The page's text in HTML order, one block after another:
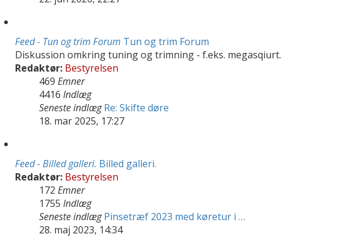
Feed - Tun og trim Forum Tun og trim Forum
Diskussion omkring tuning og trimning - f.eks. megasqiurt.
Redaktør: Bestyrelsen
469 Emner
4416 Indlæg
Seneste indlæg Re: Skifte døre
18. mar 2025, 17:27
Feed - Billed galleri. Billed galleri.
Redaktør: Bestyrelsen
172 Emner
1755 Indlæg
Seneste indlæg Pinsetræf 2023 med køretur i …
28. maj 2023, 14:34